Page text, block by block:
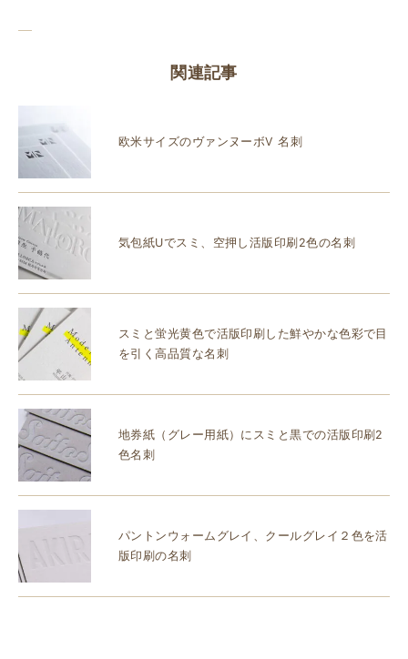
関連記事
欧米サイズのヴァンヌーボV 名刺
気包紙Uでスミ、空押し活版印刷2色の名刺
スミと蛍光黄色で活版印刷した鮮やかな色彩で目
を引く高品質な名刺
地券紙（グレー用紙）にスミと黒での活版印刷2
色名刺
パントンウォームグレイ、クールグレイ２色を活
版印刷の名刺